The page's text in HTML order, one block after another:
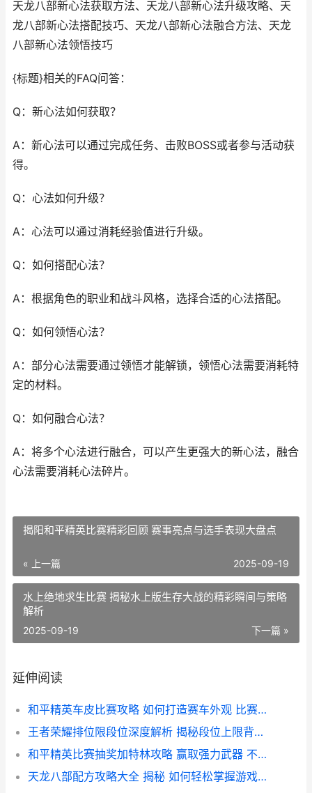
天龙八部新心法获取方法、天龙八部新心法升级攻略、天
龙八部新心法搭配技巧、天龙八部新心法融合方法、天龙
八部新心法领悟技巧
{标题}相关的FAQ问答：
Q：新心法如何获取？
A：新心法可以通过完成任务、击败BOSS或者参与活动获
得。
Q：心法如何升级？
A：心法可以通过消耗经验值进行升级。
Q：如何搭配心法？
A：根据角色的职业和战斗风格，选择合适的心法搭配。
Q：如何领悟心法？
A：部分心法需要通过领悟才能解锁，领悟心法需要消耗特
定的材料。
Q：如何融合心法？
A：将多个心法进行融合，可以产生更强大的新心法，融合
心法需要消耗心法碎片。
揭阳和平精英比赛精彩回顾 赛事亮点与选手表现大盘点
« 上一篇 2025-09-19
水上绝地求生比赛 揭秘水上版生存大战的精彩瞬间与策略
解析
下一篇 »
2025-09-19
延伸阅读
和平精英车皮比赛攻略 如何打造赛车外观 比赛技巧大揭秘
王者荣耀排位限段位深度解析 揭秘段位上限背后的游戏平衡策略
和平精英比赛抽奖加特林攻略 赢取强力武器 不容错过的抽奖活动揭秘
天龙八部配方攻略大全 揭秘 如何轻松掌握游戏内高级配方 提升战斗力